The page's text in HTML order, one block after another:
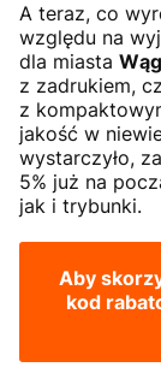
A teraz, co
względu na
dla miasta
z zadrukiem,
z
jakość w
wystarczyło,
5% już na
jak i trybunki.
Aby
kod